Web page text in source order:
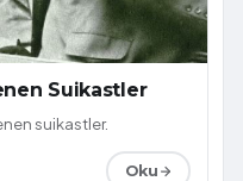
Suikastler
suikastler.
Oku